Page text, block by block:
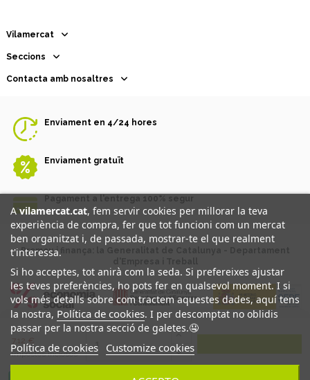
7,12 €
Impostos inclosos
Vilamercat
Seccions
Contacta amb nosaltres
A vilamercat.cat, fem servir cookies per millorar la teva
experiència de compra, fer que tot funcioni com un mercat
ben organitzat i, de passada, mostrar-te el que realment
t'interessa.
Si ho acceptes, tot anirà com la seda. Si prefereixes ajustar
les teves preferències, ho pots fer en qualsevol moment. I si
vols més detalls sobre com tractem aquestes dades, aquí tens
la nostra, Política de cookies. I per descomptat no oblidis
passar per la nostra secció de galetes.🤤
Política de cookies Customize cookies
Enviament en 4/24 hores
Enviament gratuït
Pagament a l'entrega 100% segur
Promou i finança: la Generalitat de Catalunya - Departament
2025 ® vilamercat |Condicions generals d'ús|Condicions generals de venta